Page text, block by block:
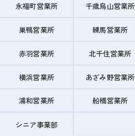
永福町営業所 千歳烏山営業所
巣鴨営業所 練馬営業所
赤羽営業所 北千住営業所
横浜営業所 あざみ野営業所
浦和営業所 船橋営業所
シニア事業部